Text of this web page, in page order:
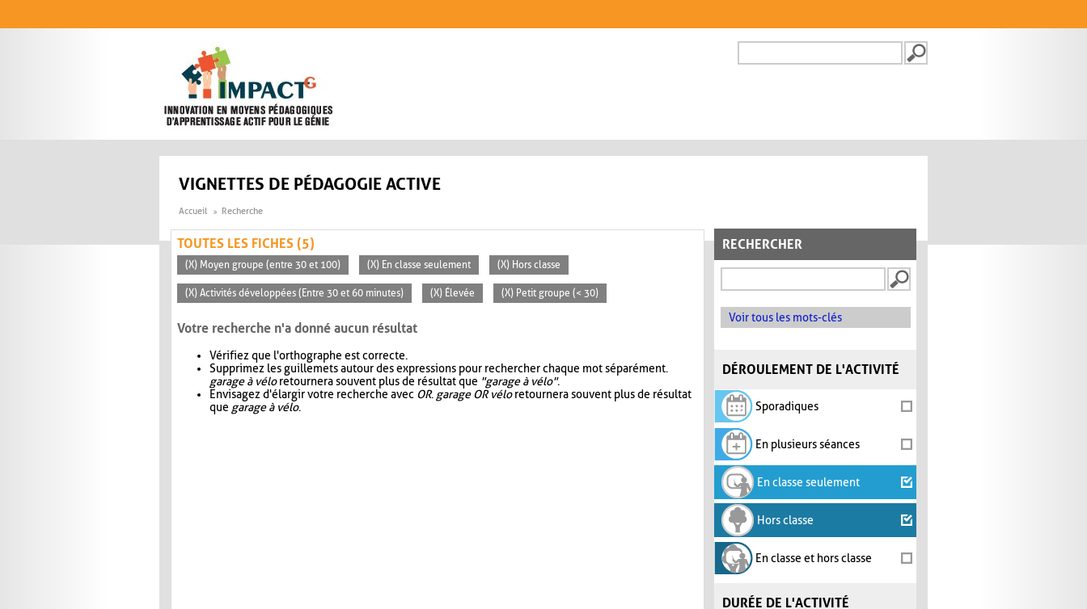
FORMULAIRE DE
VIGNETTES DE PÉDAGOGIE ACTIVE
Accueil Recherche
RECHERCHER
Voir tous les mots-clés
DÉROULEMENT DE L'ACTIVITÉ
Sporadiques
En plusieurs séances
En classe seulement
Hors classe
En classe et hors classe
DURÉE DE L'ACTIVITÉ
TOUTES LES FICHES (5)
(X) Moyen groupe (entre 30 et 100) (X) En classe seulement (X) Hors classe
(X) Activités développées (Entre 30 et 60 minutes) (X) Élevée (X) Petit groupe (< 30)
Votre recherche n'a donné aucun résultat
Vérifiez que l'orthographe est correcte.
Supprimez les guillemets autour des expressions pour rechercher chaque mot séparément.
garage à véloretournera souvent plus de résultat que "garage à vélo".
Envisagez d'élargir votre recherche avec OR. garage OR véloretournera souvent plus de résultat
que garage à vélo.